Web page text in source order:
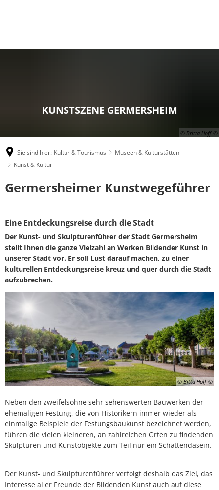
© Britta Hoff
KUNSTSZENE GERMERSHEIM
Sie sind hier: Kultur & Tourismus
Museen & Kulturstätten
Kunst & Kultur
Kunst
Kultur
Germersheimer Kunstwegeführer
Eine Entdeckungsreise durch die Stadt
Der Kunst- und Skulpturenführer der Stadt Germersheim
stellt Ihnen die ganze Vielzahl an Werken Bildender Kunst in
unserer Stadt vor. Er soll Lust darauf machen, zu einer
kulturellen Entdeckungsreise kreuz und quer durch die Stadt
aufzubrechen.
© Bitta Hoff
Neben den zweifelsohne sehr sehenswerten Bauwerken der
ehemaligen Festung, die von Historikern immer wieder als
einmalige Beispiele der Festungsbaukunst bezeichnet werden,
führen die vielen kleineren, an zahlreichen Orten zu findenden
Skulpturen und Kunstobjekte zum Teil nur ein Schattendasein.
Der Kunst- und Skulpturenführer verfolgt deshalb das Ziel, das
Interesse aller Freunde der Bildenden Kunst auch auf diese